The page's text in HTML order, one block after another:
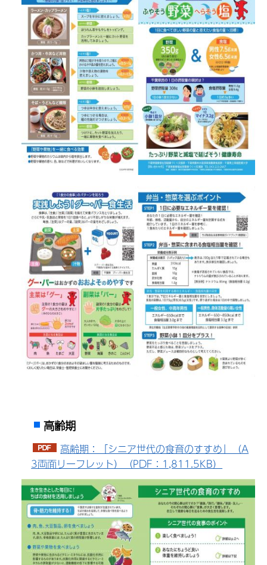
高齢期
高齢期：「シニア世代の食育のすすめ」（A
3両面リーフレット）（PDF：1,811.5KB）